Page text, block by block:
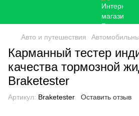
Авто и путешествия
Карманный тестер
качества тормозной
Braketester
Артикул: Braketester Оставить отзыв